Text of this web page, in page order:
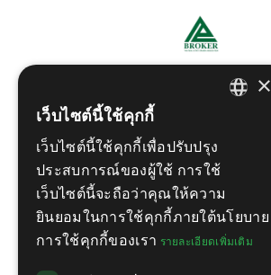
THAI
×
เว็บไซต์นี้ใช้คุกกี้
เว็บไซต์นี้ใช้คุกกี้เพื่อปรับปรุง
ประสบการณ์ของผู้ใช้ การใช้
เว็บไซต์นี้จะถือว่าคุณให้ความ
ยินยอมในการใช้คุกกี้ภายใต้นโยบาย
การใช้คุกกี้ของเรา รายละเอียดเพิ่มเติม